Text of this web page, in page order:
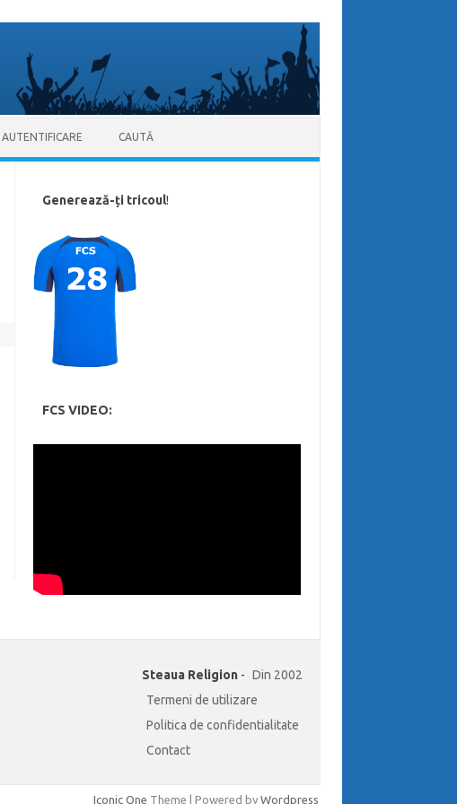
AUTENTIFICARE CAUTĂ
Generează-ți tricoul!
FCS VIDEO:
Steaua Religion - Din 2002
Termeni de utilizare
Politica de confidentialitate
Contact
Iconic One Theme | Powered by Wordpress